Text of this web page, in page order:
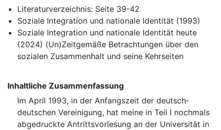
Literaturverzeichnis: Seite 39-42
Soziale Integration und nationale Identität (1993)
Soziale Integration und nationale Identität heute
(2024) (Un)Zeitgemäße Betrachtungen über den
sozialen Zusammenhalt und seine Kehrseiten
Inhaltliche Zusammenfassung
Im April 1993, in der Anfangszeit der deutsch‐
deutschen Vereinigung, hat meine in Teil I nochmals
abgedruckte Antrittsvorlesung an der Universität in